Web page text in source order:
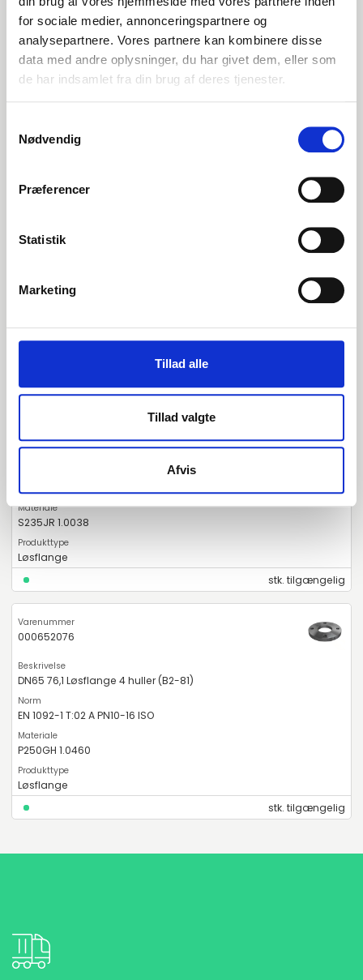
for sociale medier, annonceringspartnere og
analysepartnere. Vores partnere kan kombinere disse
data med andre oplysninger, du har givet dem, eller som
de har indsamlet fra din brug af deres tjenester.
Nødvendig
Præferencer
Statistik
Marketing
Tillad alle
Tillad valgte
Afvis
P250GH 1.0460
stk. tilgængelig
000651076
S235JR 1.0038
Løsflange
DN65 76,1 Løsflange 8 huller (B2-81)
S235JR 1.0038
Løsflange
stk. tilgængelig
000652076
DN65 76,1 Løsflange 4 huller (B2-81)
EN 1092-1 T:02 A PN10-16 ISO
P250GH 1.0460
Løsflange
stk. tilgængelig